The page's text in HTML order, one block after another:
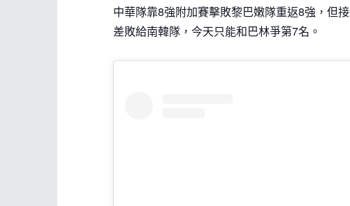
中華隊靠8強附加賽擊敗黎巴嫩隊重返8強，但
差敗給南韓隊，今天只能和巴林爭第7名。